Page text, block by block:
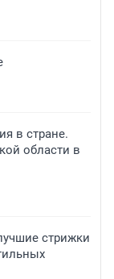
в стране.
области в
стрижки